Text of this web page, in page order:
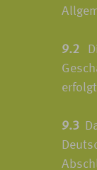
9.2
9.3